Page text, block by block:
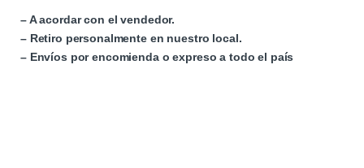
– A acordar con el vendedor.
– Retiro personalmente en nuestro local.
– Envíos por encomienda o expreso a todo el país